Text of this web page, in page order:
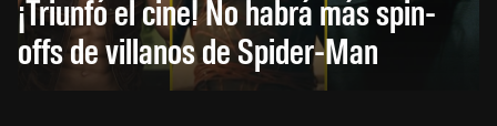
¡Triunfó el cine! No habrá más spin-
offs de villanos de Spider-Man